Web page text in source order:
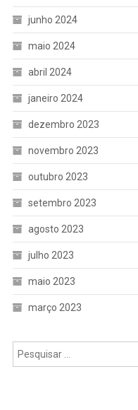
junho 2024
maio 2024
abril 2024
janeiro 2024
dezembro 2023
novembro 2023
outubro 2023
setembro 2023
agosto 2023
julho 2023
maio 2023
março 2023